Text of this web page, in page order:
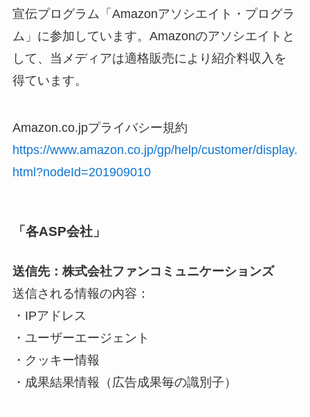
宣伝プログラム「Amazonアソシエイト・プログラ
ム」に参加しています。Amazonのアソシエイトと
して、当メディアは適格販売により紹介料収入を
得ています。
Amazon.co.jpプライバシー規約
https://www.amazon.co.jp/gp/help/customer/display.
html?nodeId=201909010
「各ASP会社」
送信先：株式会社ファンコミュニケーションズ
送信される情報の内容：
・IPアドレス
・ユーザーエージェント
・クッキー情報
・成果結果情報（広告成果毎の識別子）